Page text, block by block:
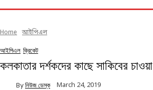
Home আইপিএল
আইপিএল ক্রিকেট
কলকাতার দর্শকদের কাছে সাকিবের চাওয়া
By নিউজ ডেস্ক March 24, 2019